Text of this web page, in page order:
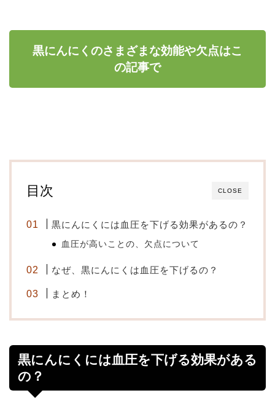
黒にんにくのさまざまな効能や欠点はこ
の記事で
CLOSE
目次
黒にんにくには血圧を下げる効果があるの？
血圧が高いことの、欠点について
なぜ、黒にんにくは血圧を下げるの？
まとめ！
黒にんにくには血圧を下げる効果がある
の？